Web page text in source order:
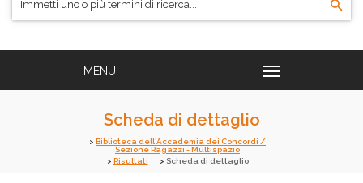
Scheda di dettaglio
Biblioteca dell'Accademia dei Concordi /
Sezione Ragazzi - Multispazio
Risultati
Scheda di dettaglio